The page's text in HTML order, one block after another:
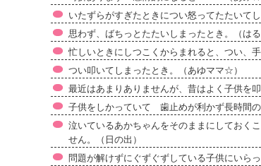
いたずらがすぎたときについ怒ってたたいて
思わず、ばちっとたたいしまったとき。（はる
忙しいときにしつこくからまれると、つい、
つい叩いてしまったとき。（あゆママ☆）
最近はあまりありませんが、昔はよく子供を
子供をしかっていて 歯止めが利かず長時間の
泣いているあかちゃんをそのままにしておく
せん。（日の出）
問題が解けずにぐずぐずしている子供にいら